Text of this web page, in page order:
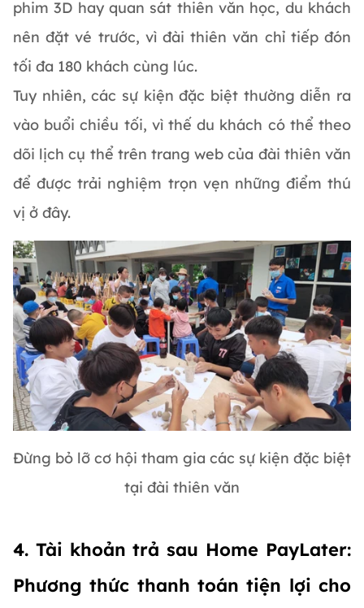
phim 3D hay quan sát thiên văn học, du khách
nên đặt vé trước, vì đài thiên văn chỉ tiếp đón
tối đa 180 khách cùng lúc.
Tuy nhiên, các sự kiện đặc biệt thường diễn ra
vào buổi chiều tối, vì thế du khách có thể theo
dõi lịch cụ thể trên trang web của đài thiên văn
để được trải nghiệm trọn vẹn những điểm thú
vị ở đây.
Đừng bỏ lỡ cơ hội tham gia các sự kiện đặc biệt
tại đài thiên văn
4. Tài khoản trả sau Home PayLater:
Phương thức thanh toán tiện lợi cho